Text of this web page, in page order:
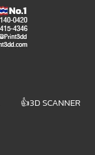
👍3D SCANNER